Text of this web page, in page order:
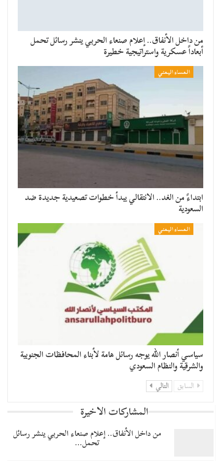
من داخل الأنفاق.. إعلام صنعاء الحربي ينشر رسائل تحمل
أبعاداً عسكرية واستراتيجية خطيرة
المساء اليمني
​ابتداءً من الغد.. الانتقالي يبدأ خطوات تصعيدية جديدة ضد
السعودية
المساء اليمني
سياسي أنصار الله يوجه رسائل هامة لأبناء المحافظات الجنوبية
والشرقية والنظام السعودي
السابق التالي
المشاركات الاخيرة
من داخل الأنفاق.. إعلام صنعاء الحربي ينشر رسائل
تحمل…